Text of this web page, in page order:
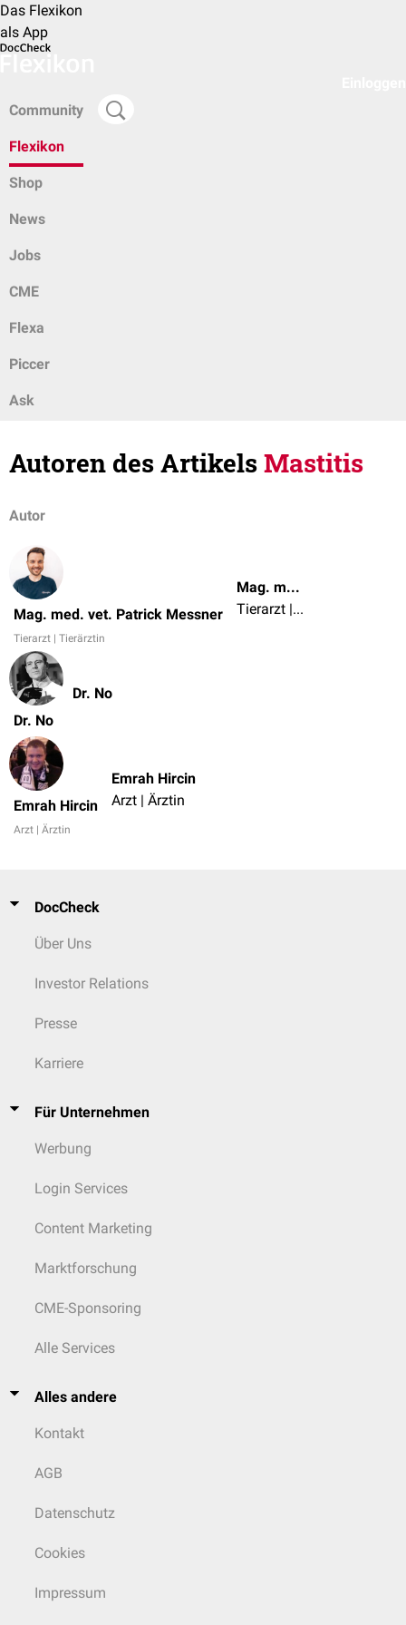
Das Flexikon
als App
Community
Flexikon
Shop
News
Jobs
CME
Flexa
Piccer
Ask
Autoren des ArtikelsMastitis
Autor
Mag. med. vet. Patrick Messner
Tierarzt | Tierärztin
Mag. med. vet. Patrick Messner
Tierarzt | Tierärztin
Dr. No
Dr. No
Emrah Hircin
Arzt | Ärztin
Emrah Hircin
Arzt | Ärztin
DocCheck
Über Uns
Investor Relations
Presse
Karriere
Für Unternehmen
Werbung
Login Services
Content Marketing
Marktforschung
CME-Sponsoring
Alle Services
Alles andere
Kontakt
AGB
Datenschutz
Cookies
Impressum